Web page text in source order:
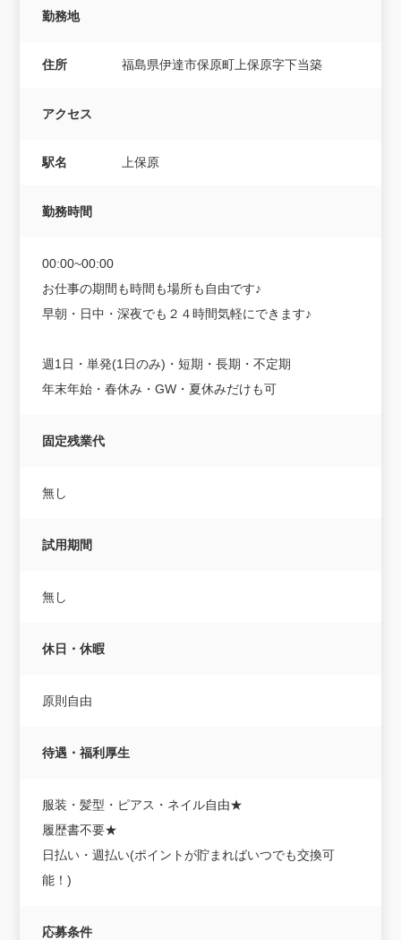
勤務地
住所 福島県伊達市保原町上保原字下当築
アクセス
駅名 上保原
勤務時間
00:00~00:00
お仕事の期間も時間も場所も自由です♪
早朝・日中・深夜でも２４時間気軽にできます♪
週1日・単発(1日のみ)・短期・長期・不定期
年末年始・春休み・GW・夏休みだけも可
固定残業代
無し
試用期間
無し
休日・休暇
原則自由
待遇・福利厚生
服装・髪型・ピアス・ネイル自由★
履歴書不要★
日払い・週払い(ポイントが貯まればいつでも交換可
能！)
応募条件